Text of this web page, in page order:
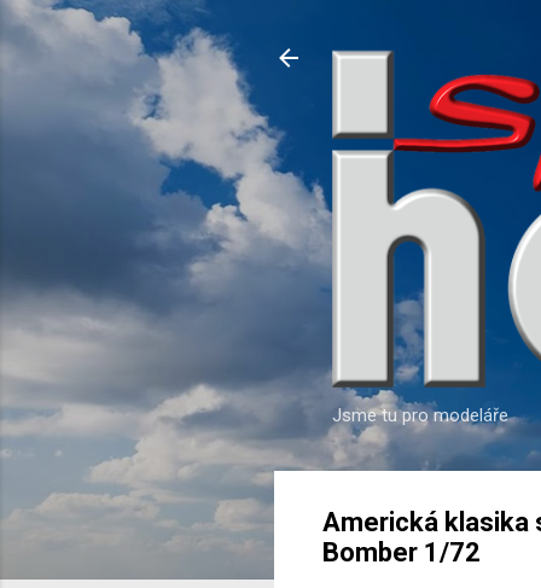
Jsme tu pro modeláře
Americká klasika
Bomber 1/72